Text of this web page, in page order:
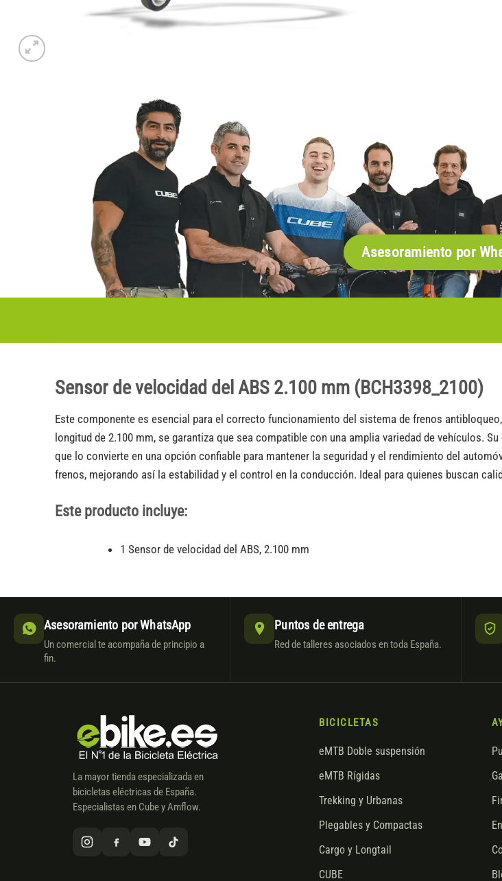
Asesoramiento por
Sensor de velocidad del ABS 2.100 mm (BCH3398_2100)
Este componente es esencial para el correcto funcionamiento del sistema de frenos
longitud de 2.100 mm, se garantiza que sea compatible con una amplia variedad de vehículos.
que lo convierte en una opción confiable para mantener la seguridad y el rendimiento del
frenos, mejorando así la estabilidad y el control en la conducción. Ideal para quienes buscan
Este producto incluye:
1 Sensor de velocidad del ABS, 2.100 mm
Asesoramiento por WhatsApp
Un comercial te acompaña de principio a
fin.
Puntos de entrega
Red de talleres asociados en toda España.
La mayor tienda especializada en
bicicletas eléctricas de España.
Especialistas en Cube y Amflow.
BICICLETAS
eMTB Doble suspensión
eMTB Rígidas
Trekking y Urbanas
Plegables y Compactas
Cargo y Longtail
CUBE